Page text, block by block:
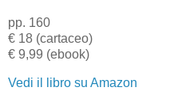
pp. 160
€ 18 (cartaceo)
€ 9,99 (ebook)
Vedi il libro su Amazon